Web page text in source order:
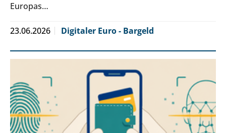
Europas…
23.06.2026 Digitaler Euro - Bargeld